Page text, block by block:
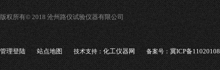
版权所有© 2018 沧州路仪试验仪器有限公司
管理登陆 站点地图 技术支持：化工仪器网 备案号：冀ICP备